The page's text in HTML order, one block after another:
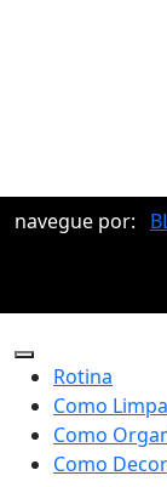
navegue por:
Rotina
Como
Como
Como